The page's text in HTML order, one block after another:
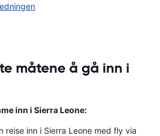
måtene å gå inn i
inn i Sierra Leone:
reise inn i Sierra Leone med fly via